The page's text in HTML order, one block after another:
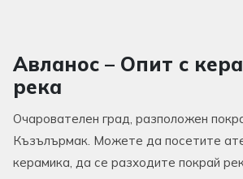
Авланос – Опит с
река
Очарователен град, разположен
Къзълърмак. Можете да посетите
керамика, да се разходите покрай